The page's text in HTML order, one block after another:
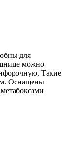
для
можно
Такие
Оснащены